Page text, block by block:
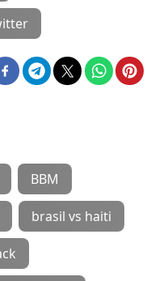
BBM
brasil vs haiti